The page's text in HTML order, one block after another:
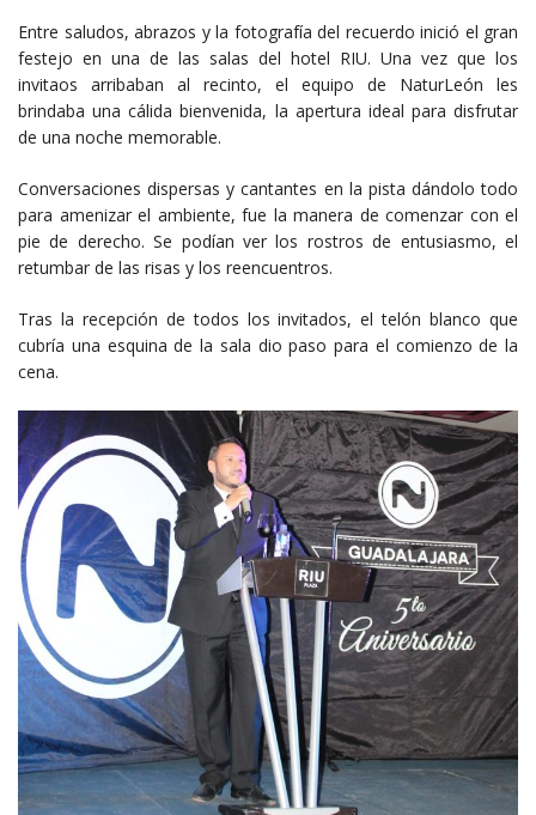
Entre saludos, abrazos y la fotografía del recuerdo inició el gran
festejo en una de las salas del hotel RIU. Una vez que los
invitaos arribaban al recinto, el equipo de NaturLeón les
brindaba una cálida bienvenida, la apertura ideal para disfrutar
de una noche memorable.
Conversaciones dispersas y cantantes en la pista dándolo todo
para amenizar el ambiente, fue la manera de comenzar con el
pie de derecho. Se podían ver los rostros de entusiasmo, el
retumbar de las risas y los reencuentros.
Tras la recepción de todos los invitados, el telón blanco que
cubría una esquina de la sala dio paso para el comienzo de la
cena.